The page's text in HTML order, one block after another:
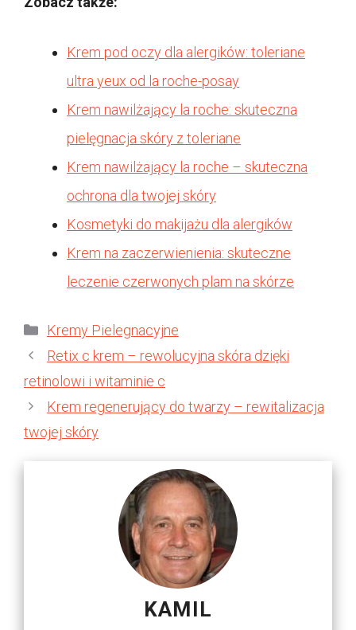
Krem pod oczy dla alergików: toleriane
ultra yeux od la roche-posay
Krem nawilżający la roche: skuteczna
pielęgnacja skóry z toleriane
Krem nawilżający la roche – skuteczna
ochrona dla twojej skóry
Kosmetyki do makijażu dla alergików
Krem na zaczerwienienia: skuteczne
leczenie czerwonych plam na skórze
Kategorie
Kremy Pielegnacyjne
Retix c krem – rewolucyjna skóra dzięki
retinolowi i witaminie c
Krem regenerujący do twarzy – rewitalizacja
twojej skóry
KAMIL